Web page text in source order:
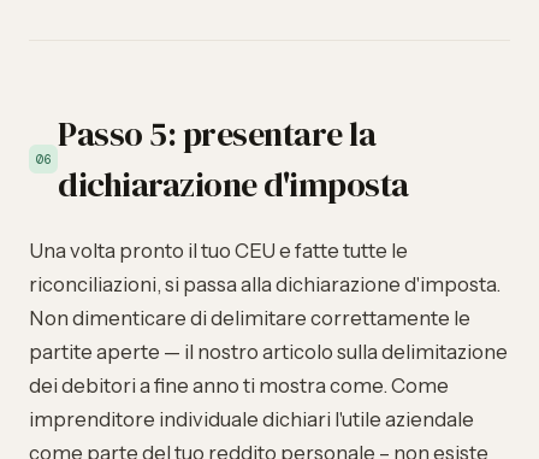
06
Passo 5: presentare la
dichiarazione d'imposta
Una volta pronto il tuo CEU e fatte tutte le
riconciliazioni, si passa alla dichiarazione d'imposta.
Non dimenticare di delimitare correttamente le
partite aperte — il nostro articolo sulladelimitazione
dei debitori a fine anno ti mostra come. Come
imprenditore individuale dichiari l'utile aziendale
come parte del tuo reddito personale – non esiste